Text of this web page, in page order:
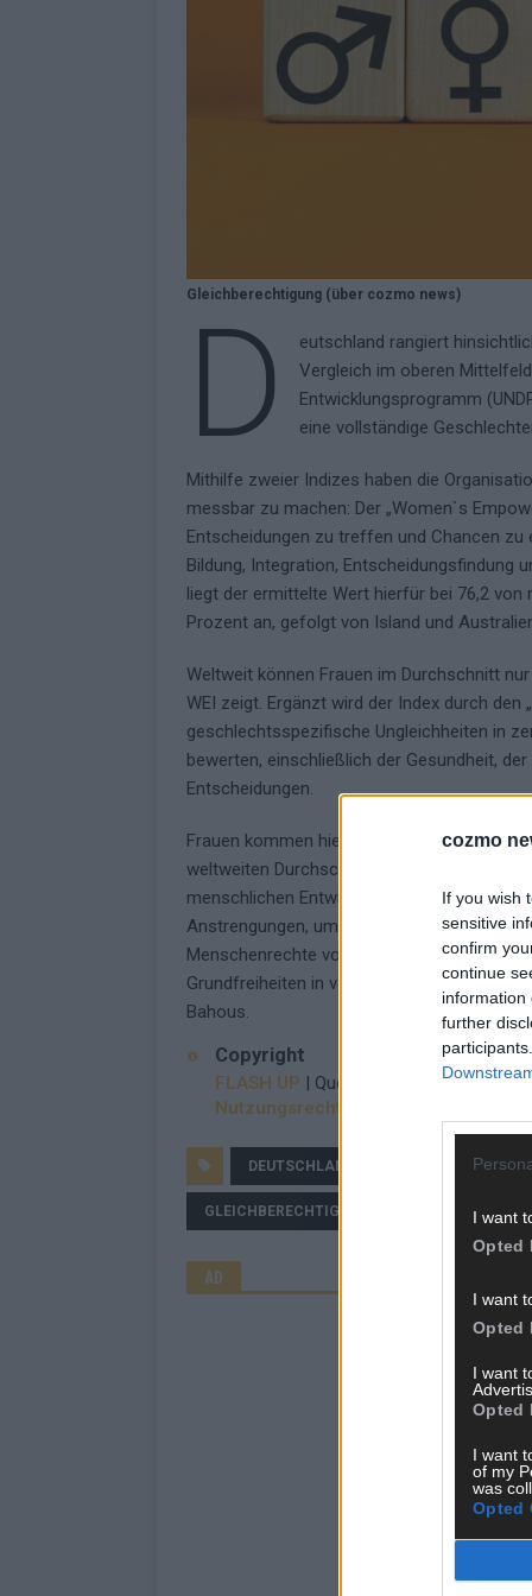
cozmo
If you wish
sensitive
confirm
continue
information
further
I want
Opted
I want
Opted
I want
Opted
I want
of my
was
Opted
Gleichberechtigung (über cozmo news)
D
eutschland rangiert
Vergleich im oberen
Entwicklungsprogramm
eine vollständige
Mithilfe zweier Indizes haben die
messbar zu machen: Der „Women`s
Entscheidungen zu treffen und Chancen
Bildung, Integration, Entscheidungsfindung
liegt der ermittelte Wert hierfür bei 76,2
Prozent an, gefolgt von Island und
Weltweit können Frauen im Durchschnitt
WEI zeigt. Ergänzt wird der Index durch den
geschlechtsspezifische Ungleichheiten in
bewerten, einschließlich der Gesundheit,
Entscheidungen.
Frauen kommen hierzulande auf 78,0
weltweiten Durchschnitt liegen Frauen
menschlichen Entwicklung 28 Prozent
Anstrengungen, um das Versprechen der
Menschenrechte von Frauen und Mädchen
Grundfreiheiten in vollem Umfang
Bahous.
Copyright
FLASH UP | Quelle: dts
Nutzungsrechte erwerben?
DEUTSCHLAND
GLEICHBERECHTIGUNG
AD